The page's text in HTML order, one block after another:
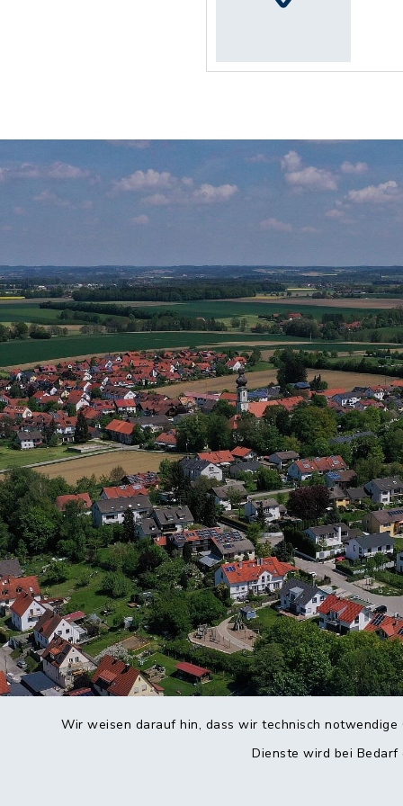
Wir weisen darauf hin, dass wir technisch
Dienste wird bei